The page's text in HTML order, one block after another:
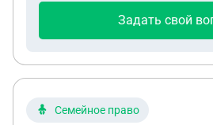
быть единственным
Задать свой
Семейное право